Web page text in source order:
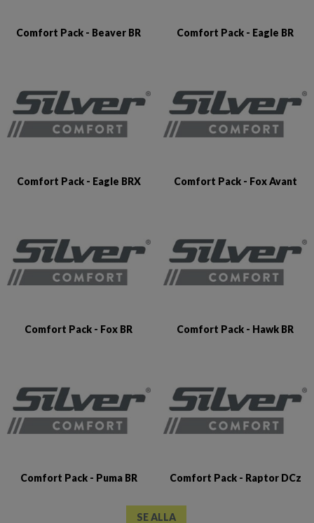
Comfort Pack - Beaver BR Comfort Pack - Eagle BR
Comfort Pack - Eagle BRX Comfort Pack - Fox Avant
Comfort Pack - Fox BR Comfort Pack - Hawk BR
Comfort Pack - Puma BR Comfort Pack - Raptor DCz
SE ALLA